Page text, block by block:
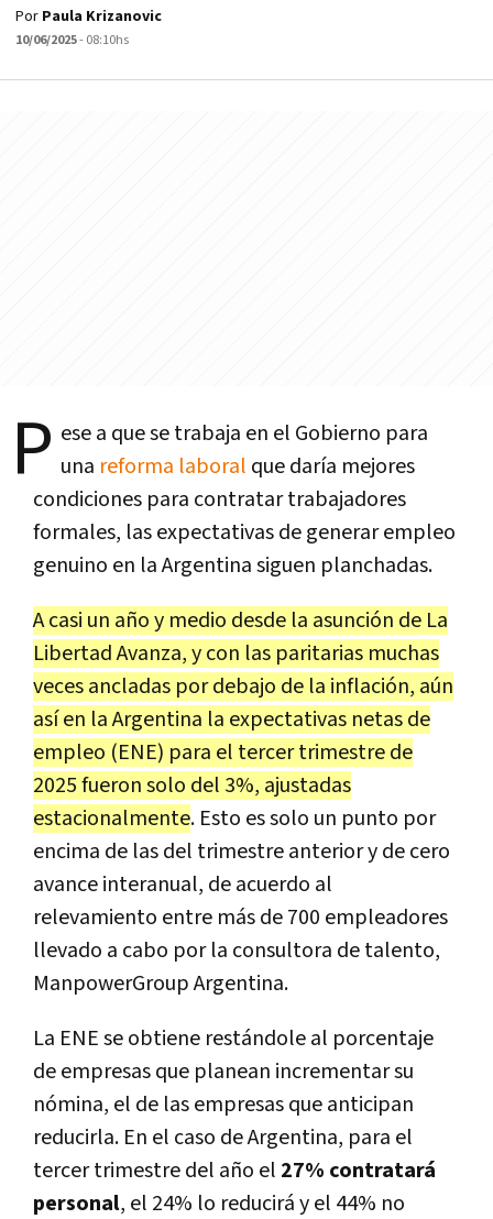
Por Paula Krizanovic
10/06/2025- 08:10hs
P ese a que se trabaja en el Gobierno para
una reforma laboral que daría mejores
condiciones para contratar trabajadores
formales, las expectativas de generar empleo
genuino en la Argentina siguen planchadas.
A casi un año y medio desde la asunción de La
Libertad Avanza, y con las paritarias muchas
veces ancladas por debajo de la inflación, aún
así en la Argentina la expectativas netas de
empleo (ENE) para el tercer trimestre de
2025 fueron solo del 3%, ajustadas
estacionalmente. Esto es solo un punto por
encima de las del trimestre anterior y de cero
avance interanual, de acuerdo al
relevamiento entre más de 700 empleadores
llevado a cabo por la consultora de talento,
ManpowerGroup Argentina.
La ENE se obtiene restándole al porcentaje
de empresas que planean incrementar su
nómina, el de las empresas que anticipan
reducirla. En el caso de Argentina, para el
tercer trimestre del año el 27% contratará
personal, el 24% lo reducirá y el 44% no